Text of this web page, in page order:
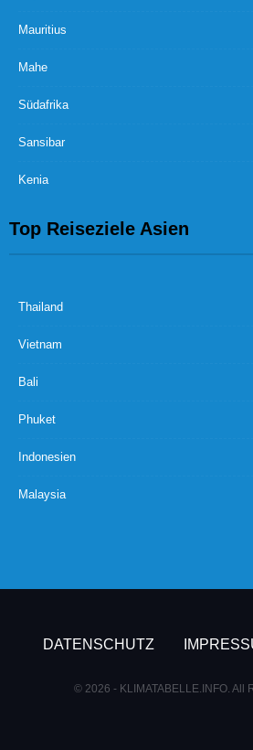
Mauritius
Mahe
Südafrika
Sansibar
Kenia
Top Reiseziele Asien
Thailand
Vietnam
Bali
Phuket
Indonesien
Malaysia
DATENSCHUTZ
© 2026 - KLIMATABELLE.INFO. All